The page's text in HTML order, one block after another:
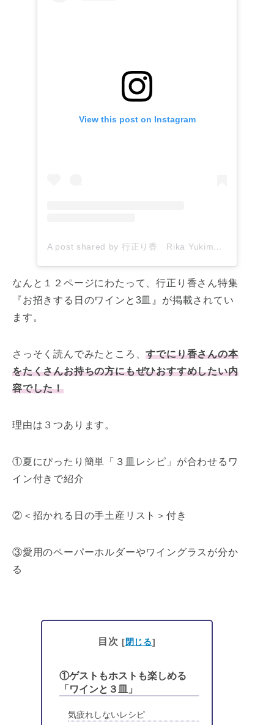
View this post on Instagram
A post shared by 行正り香 Rika Yukimasa (@rikayukimasa)
なんと１２ページにわたって、行正り香さん特集
『お招きする日のワインと3皿』が掲載されてい
ます。
さっそく読んでみたところ、すでにり香さんの本
をたくさんお持ちの方にもぜひおすすめしたい内
容でした！
理由は３つあります。
①夏にぴったり簡単「３皿レシピ」が合わせるワ
イン付きで紹介
②＜招かれる日の手土産リスト＞付き
③愛用のペーパーホルダーやワイングラスが分か
る
目次 [ 閉じる]
①ゲストもホストも楽しめる
「ワインと３皿」
気疲れしないレシピ